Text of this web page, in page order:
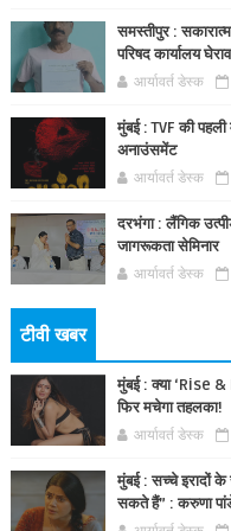
समस्तीपुर :
परिषद कार्यालय
आर्यावर्त डेस्क
मुंबई : TVF की पहली
अनाउंसमेंट
आर्यावर्त डेस्क
दरभंगा : लैंगिक
जागरूकता सेमिनार
आर्यावर्त डेस्क
टीवी खबर
मुंबई : क्या ‘Rise &
फिर मचेगा तहलका!
आर्यावर्त डेस्क
मुंबई : सच्चे इरादों
सकते हैं” : करुणा